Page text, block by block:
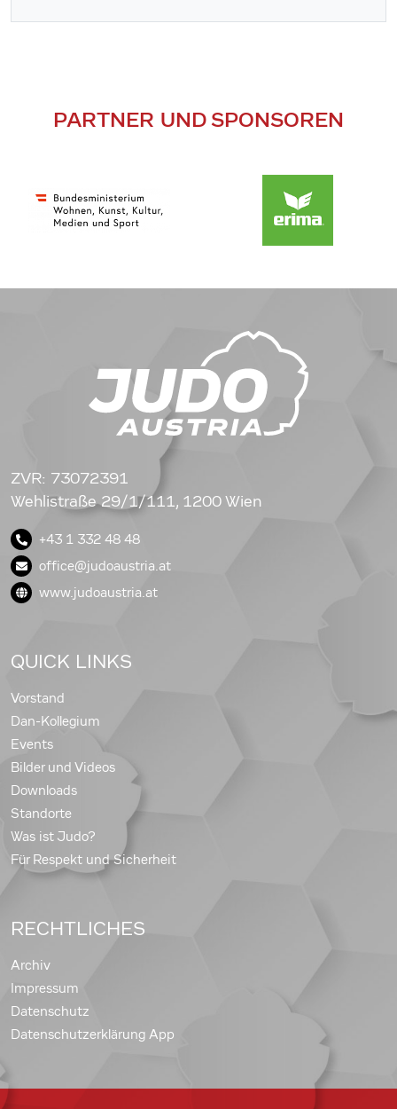
PARTNER UND SPONSOREN
ZVR: 73072391
Wehlistraße 29/1/111, 1200 Wien
+43 1 332 48 48
office@judoaustria.at
www.judoaustria.at
QUICK LINKS
Vorstand
Dan-Kollegium
Events
Bilder und Videos
Downloads
Standorte
Was ist Judo?
Für Respekt und Sicherheit
RECHTLICHES
Archiv
Impressum
Datenschutz
Datenschutzerklärung App